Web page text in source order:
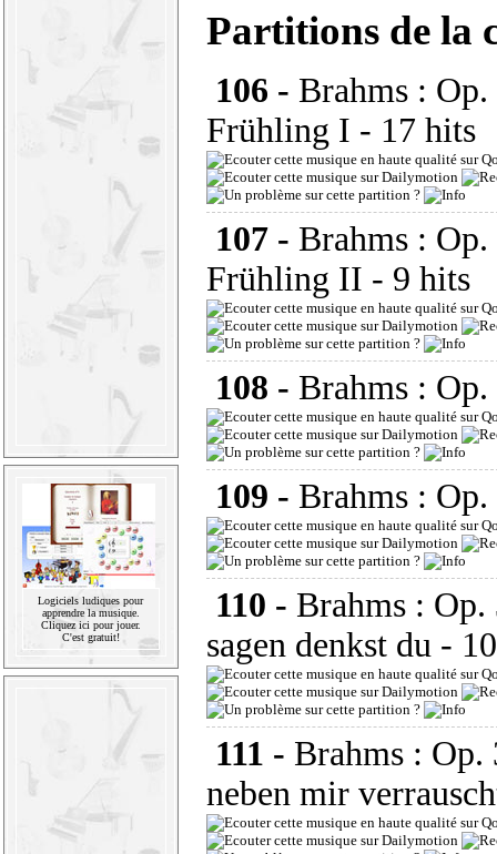
Logiciels ludiques pour
apprendre la musique.
Cliquez ici pour jouer.
C'est gratuit!
Partitions de la
106 - Brahms :
Frühling I - 17 hits
107 - Brahms :
Frühling II - 9 hits
108 - Brahms :
109 - Brahms :
110 - Brahms :
sagen denkst du -
111 - Brahms : Op.
neben mir